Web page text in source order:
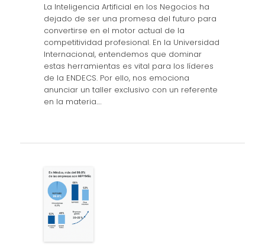
La Inteligencia Artificial en los Negocios ha
dejado de ser una promesa del futuro para
convertirse en el motor actual de la
competitividad profesional. En la Universidad
Internacional, entendemos que dominar
estas herramientas es vital para los líderes
de la ENDECS. Por ello, nos emociona
anunciar un taller exclusivo con un referente
en la materia.…